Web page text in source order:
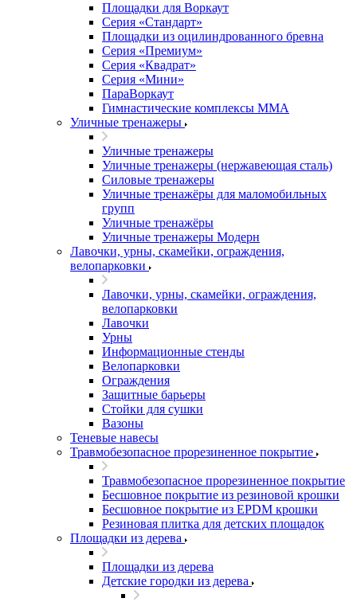
Площадки для Воркаут
Серия «Стандарт»
Площадки из оцилиндрованного бревна
Серия «Премиум»
Серия «Квадрат»
Серия «Мини»
ПараВоркаут
Гимнастические комплексы ММА
Уличные тренажеры
Уличные тренажеры
Уличные тренажеры (нержавеющая сталь)
Силовые тренажеры
Уличные тренажёры для маломобильных
групп
Уличные тренажёры
Уличные тренажеры Модерн
Лавочки, урны, скамейки, ограждения,
велопарковки
Лавочки, урны, скамейки, ограждения,
велопарковки
Лавочки
Урны
Информационные стенды
Велопарковки
Ограждения
Защитные барьеры
Стойки для сушки
Вазоны
Теневые навесы
Травмобезопасное прорезиненное покрытие
Травмобезопасное прорезиненное покрытие
Бесшовное покрытие из резиновой крошки
Бесшовное покрытие из EPDM крошки
Резиновая плитка для детских площадок
Площадки из дерева
Площадки из дерева
Детские городки из дерева